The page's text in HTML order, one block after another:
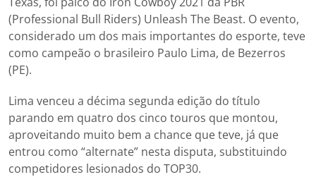
(Professional Bull Riders) Unleash The Beast. O evento,
considerado um dos mais importantes do esporte, teve
como campeão o brasileiro Paulo Lima, de Bezerros
(PE).
Lima venceu a décima segunda edição do título
parando em quatro dos cinco touros que montou,
aproveitando muito bem a chance que teve, já que
entrou como “alternate” nesta disputa, substituindo
competidores lesionados do TOP30.